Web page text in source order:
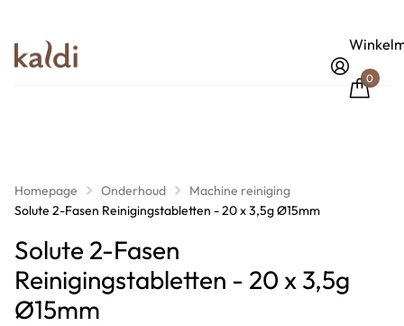
0
Homepage Onderhoud
Machine reiniging
Solute 2-Fasen Reinigingstabletten - 20 x 3,5g Ø15mm
Solute 2-Fasen
Reinigingstabletten - 20 x 3,5g
Ø15mm